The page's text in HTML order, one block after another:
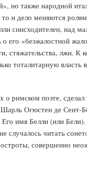
но также народной
и дело меняются
снисходителен, над
его «безжалостной
стяжательства, лжи.
тоталитарную власть
римском поэте, сделал
Огюстен де Сент-
имя Белли (или
читать
совершенно